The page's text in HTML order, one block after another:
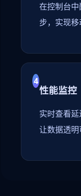
在控制台
步，实现移
4
性能监控
实时查看
让数据透明